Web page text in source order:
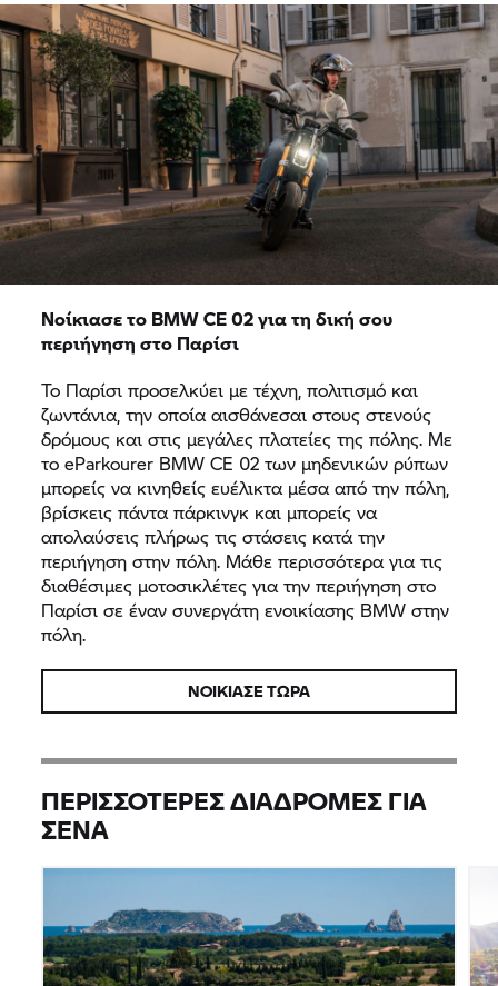
Νοίκιασε το BMW CE 02 για τη δική σου
περιήγηση στο Παρίσι
Το Παρίσι προσελκύει με τέχνη, πολιτισμό και
ζωντάνια, την οποία αισθάνεσαι στους στενούς
δρόμους και στις μεγάλες πλατείες της πόλης. Με
το eParkourer BMW CE 02 των μηδενικών ρύπων
μπορείς να κινηθείς ευέλικτα μέσα από την πόλη,
βρίσκεις πάντα πάρκινγκ και μπορείς να
απολαύσεις πλήρως τις στάσεις κατά την
περιήγηση στην πόλη. Μάθε περισσότερα για τις
διαθέσιμες μοτοσικλέτες για την περιήγηση στο
Παρίσι σε έναν συνεργάτη ενοικίασης BMW στην
πόλη.
ΝΟΊΚΙΑΣΕ ΤΏΡΑ
ΠΕΡΙΣΣΌΤΕΡΕΣ ΔΙΑΔΡΟΜΈΣ ΓΙΑ
ΣΈΝΑ